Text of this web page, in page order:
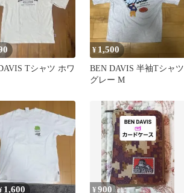
Tシャツ ホワ
¥ 1,500
BEN DAVIS 半袖Tシャツ
グレー M
1,600 ¥900